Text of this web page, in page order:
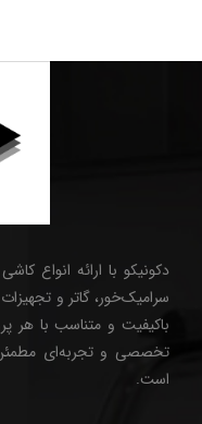
دکونیکو با ارائه انواع
سرامیک‌خور، گاتر و
باکیفیت و متناسب با هر
تخصصی و تجربه‌ای مطمئن
است.